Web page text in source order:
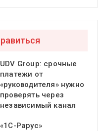
UDV Group: срочные
платежи от
«руководителя» нужно
проверять через
независимый канал
«1С-Рарус»